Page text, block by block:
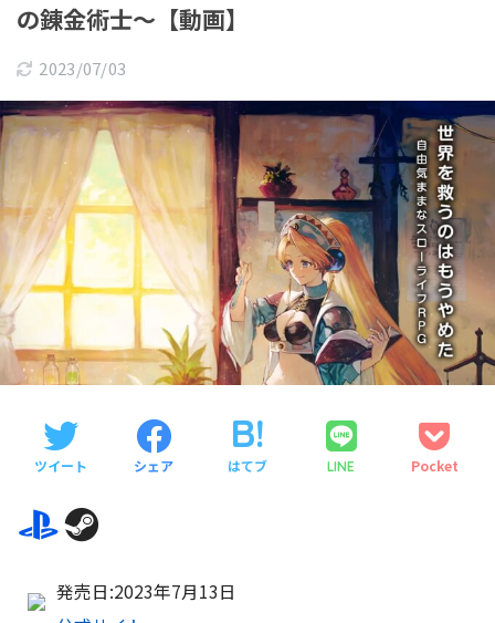
の錬金術士～【動画】
2023/07/03
ツイート シェア はてブ LINE Pocket
発売日:2023年7月13日